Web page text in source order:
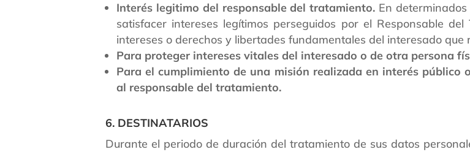
Interés legitimo del responsable del tratamiento. En
satisfacer intereses legítimos perseguidos por el Responsable
intereses o derechos y libertades fundamentales del interesado
Para proteger intereses vitales del interesado o de otra persona
Para el cumplimiento de una misión realizada en interés público
al responsable del tratamiento.
6. DESTINATARIOS
Durante el periodo de duración del tratamiento de sus datos